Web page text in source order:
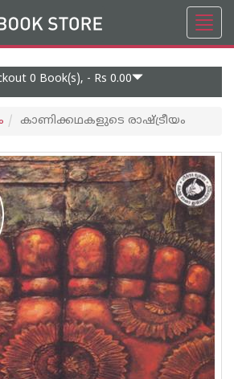
0 Book(s), - Rs 0.00
കാണിക്കഥകളുടെ രാഷ്ട്രീയം